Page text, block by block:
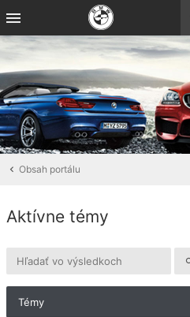
Obsah portálu
Aktívne témy
Témy